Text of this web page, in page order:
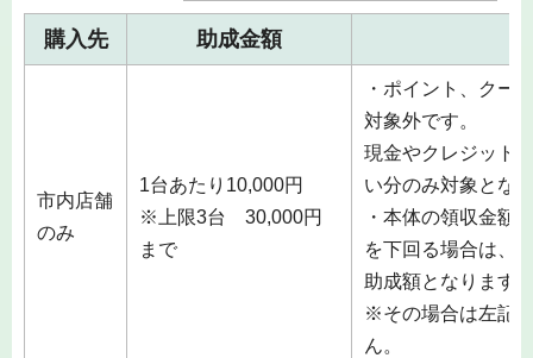
購入先 助成金額
市内店舗
のみ
1台あたり10,000円
※上限3台 30,000円
まで
・ポイント、クー
対象外です。
現金やクレジット
い分のみ対象とな
・本体の領収金額
を下回る場合は、
助成額となります
※その場合は左記
ん。